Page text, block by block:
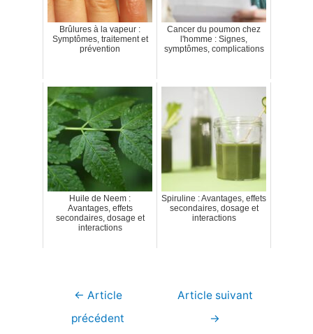
Brûlures à la vapeur :
Symptômes, traitement et
prévention
Cancer du poumon chez
l'homme : Signes,
symptômes, complications
Huile de Neem :
Avantages, effets
secondaires, dosage et
interactions
Spiruline : Avantages, effets
secondaires, dosage et
interactions
Navigation
← Article
précédent
Article suivant
→